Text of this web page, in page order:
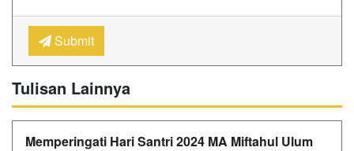
Submit
Tulisan Lainnya
Memperingati Hari Santri 2024 MA Miftahul Ulum